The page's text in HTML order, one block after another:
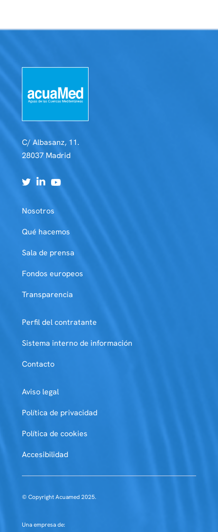
C/ Albasanz, 11.
28037 Madrid
Nosotros
Qué hacemos
Sala de prensa
Fondos europeos
Transparencia
Perfil del contratante
Sistema interno de información
Contacto
Aviso legal
Política de privacidad
Política de cookies
Accesibilidad
© Copyright Acuamed 2025.
Una empresa de: